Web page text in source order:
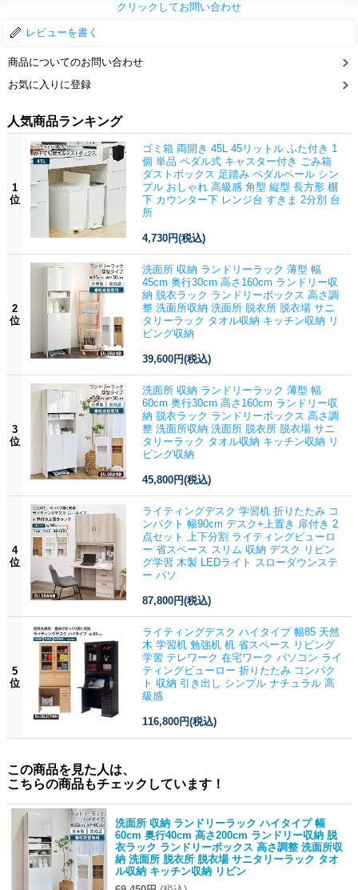
クリックしてお問い合わせ
レビューを書く
商品についてのお問い合わせ
お気に入りに登録
人気商品ランキング
1
位
ゴミ箱 両開き 45L 45リットル ふた付き 1
個 単品 ペダル式 キャスター付き ごみ箱
ダストボックス 足踏み ペダルペール シン
プル おしゃれ 高級感 角型 縦型 長方形 棚
下 カウンター下 レンジ台 すきま 2分別 台
所
4,730円(税込)
2
位
洗面所 収納 ランドリーラック 薄型 幅
45cm 奥行30cm 高さ160cm ランドリー収
納 脱衣ラック ランドリーボックス 高さ調
整 洗面所収納 洗面所 脱衣所 脱衣場 サニ
タリーラック タオル収納 キッチン収納 リ
ビング収納
39,600円(税込)
3
位
洗面所 収納 ランドリーラック 薄型 幅
60cm 奥行30cm 高さ160cm ランドリー収
納 脱衣ラック ランドリーボックス 高さ調
整 洗面所収納 洗面所 脱衣所 脱衣場 サニ
タリーラック タオル収納 キッチン収納 リ
ビング収納
45,800円(税込)
4
位
ライティングデスク 学習机 折りたたみ コ
ンパクト 幅90cm デスク+上置き 扉付き 2
点セット 上下分割 ライティングビューロ
ー 省スペース スリム 収納 デスク リビン
グ学習 木製 LEDライト スローダウンステ
ー パソ
87,800円(税込)
5
位
ライティングデスク ハイタイプ 幅85 天然
木 学習机 勉強机 机 省スペース リビング
学習 テレワーク 在宅ワーク パソコン ライ
ティングビューロー 折りたたみ コンパク
ト 収納 引き出し シンプル ナチュラル 高
級感
116,800円(税込)
この商品を見た人は、
こちらの商品もチェックしています！
洗面所 収納 ランドリーラック ハイタイプ 幅
60cm 奥行40cm 高さ200cm ランドリー収納 脱
衣ラック ランドリーボックス 高さ調整 洗面所収
納 洗面所 脱衣所 脱衣場 サニタリーラック タオ
ル収納 キッチン収納 リビン